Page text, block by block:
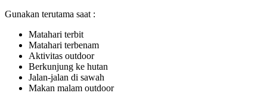
Gunakan terutama saat :
Matahari terbit
Matahari terbenam
Aktivitas outdoor
Berkunjung ke hutan
Jalan-jalan di sawah
Makan malam outdoor